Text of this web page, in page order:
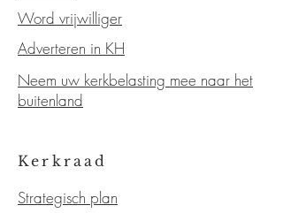
Word vrijwilliger
Adverteren in KH
Neem uw kerkbelasting mee naar het
buitenland
Kerkraad
Strategisch plan